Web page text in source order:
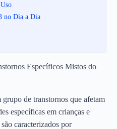
no Dia a Dia
Específicos Mistos do
de transtornos que afetam
específicas em crianças e
caracterizados por